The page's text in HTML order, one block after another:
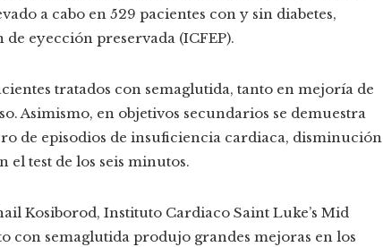
a cabo en 529 pacientes con y sin diabetes,
eyección preservada (ICFEP).
tratados con semaglutida, tanto en mejoría de
Asimismo, en objetivos secundarios se demuestra
de episodios de insuficiencia cardiaca, disminución
test de los seis minutos.
Kosiborod, Instituto Cardiaco Saint Luke’s Mid
con semaglutida produjo grandes mejoras en los